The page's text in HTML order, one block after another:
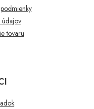
údajov
tovaru